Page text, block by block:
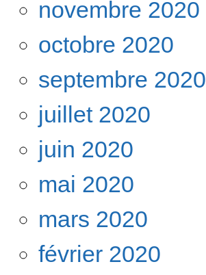
novembre 2020
octobre 2020
septembre 2020
juillet 2020
juin 2020
mai 2020
mars 2020
février 2020